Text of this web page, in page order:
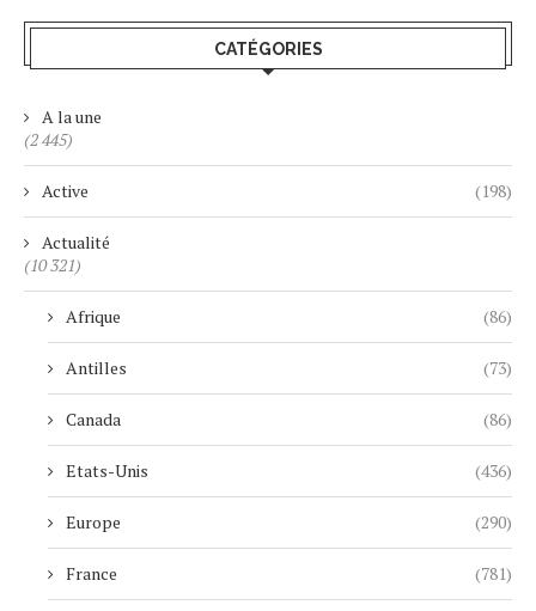
CATÉGORIES
A la une
(2 445)
Active (198)
Actualité
(10 321)
Afrique (86)
Antilles (73)
Canada (86)
Etats-Unis (436)
Europe (290)
France (781)